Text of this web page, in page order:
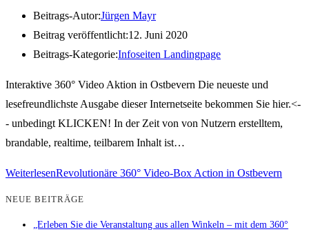
Beitrags-Autor:Jürgen Mayr
Beitrag veröffentlicht:12. Juni 2020
Beitrags-Kategorie:Infoseiten Landingpage
Interaktive 360° Video Aktion in Ostbevern Die neueste und
lesefreundlichste Ausgabe dieser Internetseite bekommen Sie hier.<-
- unbedingt KLICKEN! In der Zeit von von Nutzern erstelltem,
brandable, realtime, teilbarem Inhalt ist…
WeiterlesenRevolutionäre 360° Video-Box Action in Ostbevern
NEUE BEITRÄGE
„Erleben Sie die Veranstaltung aus allen Winkeln – mit dem 360°